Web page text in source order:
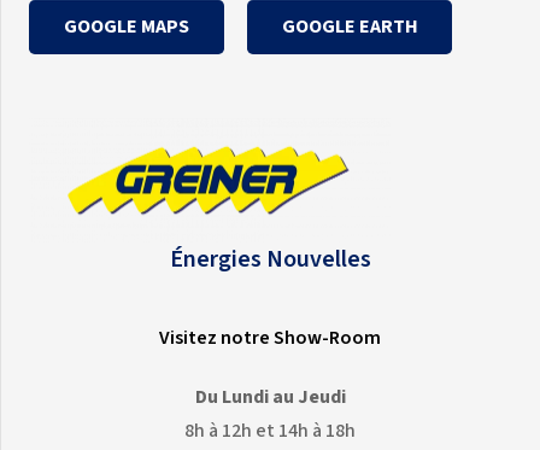
GOOGLE MAPS GOOGLE EARTH
Énergies Nouvelles
Visitez notre Show-Room
Du Lundi au Jeudi
8h à 12h et 14h à 18h